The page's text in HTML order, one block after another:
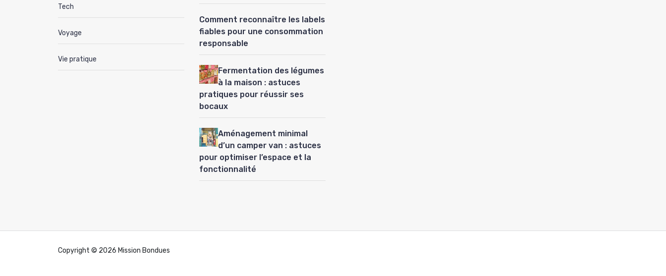
Tech
Voyage
Vie pratique
Comment reconnaître les labels
fiables pour une consommation
responsable
Fermentation des légumes
à la maison : astuces
pratiques pour réussir ses
bocaux
Aménagement minimal
d’un camper van : astuces
pour optimiser l’espace et la
fonctionnalité
Copyright © 2026 Mission Bondues